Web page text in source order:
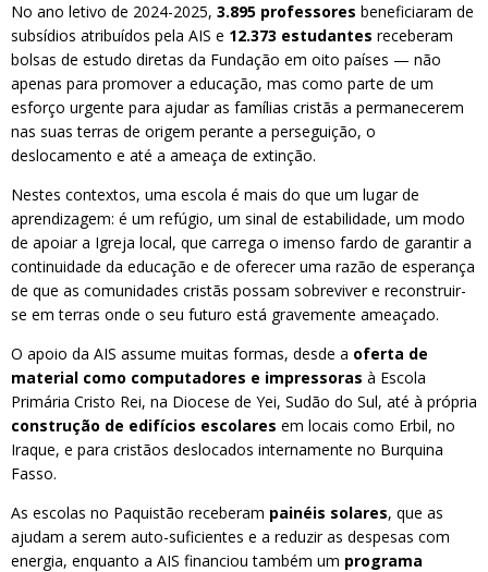
No ano letivo de 2024-2025, 3.895 professores beneficiaram de
subsídios atribuídos pela AIS e 12.373 estudantes receberam
bolsas de estudo diretas da Fundação em oito países — não
apenas para promover a educação, mas como parte de um
esforço urgente para ajudar as famílias cristãs a permanecerem
nas suas terras de origem perante a perseguição, o
deslocamento e até a ameaça de extinção.
Nestes contextos, uma escola é mais do que um lugar de
aprendizagem: é um refúgio, um sinal de estabilidade, um modo
de apoiar a Igreja local, que carrega o imenso fardo de garantir a
continuidade da educação e de oferecer uma razão de esperança
de que as comunidades cristãs possam sobreviver e reconstruir-
se em terras onde o seu futuro está gravemente ameaçado.
O apoio da AIS assume muitas formas, desde a oferta de
material como computadores e impressoras à Escola
Primária Cristo Rei, na Diocese de Yei, Sudão do Sul, até à própria
construção de edifícios escolares em locais como Erbil, no
Iraque, e para cristãos deslocados internamente no Burquina
Fasso.
As escolas no Paquistão receberam painéis solares, que as
ajudam a serem auto-suficientes e a reduzir as despesas com
energia, enquanto a AIS financiou também um programa